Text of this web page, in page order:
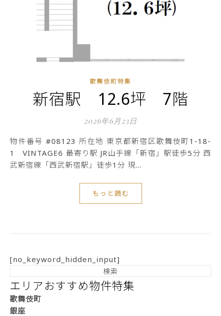
歌舞伎町特集
新宿駅 12.6坪 7階
2026年6月23日
物件番号 #08123 所在地 東京都新宿区歌舞伎町1-18-
1 VINTAGE6 最寄り駅 JR山手線「新宿」駅徒歩5分 西
武新宿線「西武新宿駅」徒歩1分 現…
もっと読む
[no_keyword_hidden_input]
エリアおすすめ物件特集
歌舞伎町
銀座